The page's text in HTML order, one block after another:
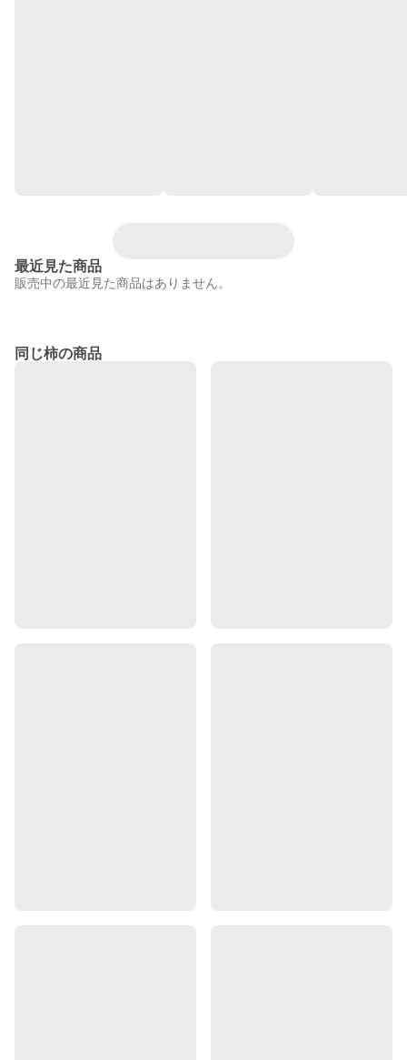
最近見た商品
販売中の最近見た商品はありません。
同じ柿の商品